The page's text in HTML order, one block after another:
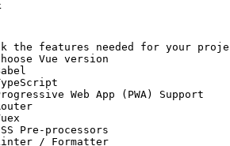
the features needed for your
Vue version
Web App (PWA) Support
Pre-processors
/ Formatter